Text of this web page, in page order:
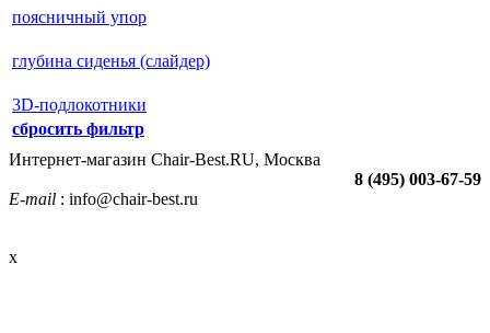
поясничный упор
глубина сиденья (слайдер)
3D-подлокотники
сбросить фильтр
Интернет-магазин Chair-Best.RU, Москва
8 (495) 003-67-59
E-mail : info@chair-best.ru
x